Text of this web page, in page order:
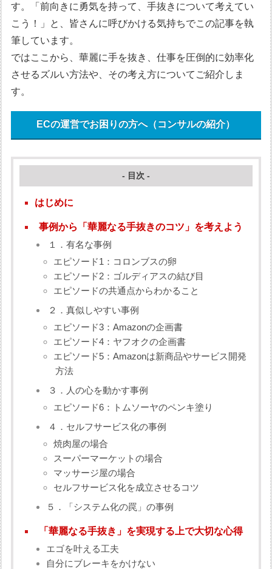
す。「前向きに勇気を持って、手抜きについて考えてい
こう！」と、皆さんに呼びかける気持ちでこの記事を執
筆しています。
ではここから、華麗に手を抜き、仕事を圧倒的に効率化
させるズルい方法や、その考え方についてご紹介しま
す。
ECの運営でお困りの方へ（コンサルの紹介）
- 目次 -
はじめに
事例から「華麗なる手抜きのコツ」を考えよう
１．有名な事例
エピソード1：コロンブスの卵
エピソード2：ゴルディアスの結び目
エピソードの共通点からわかること
２．真似しやすい事例
エピソード3：Amazonの企画書
エピソード4：ヤフオクの企画書
エピソード5：Amazonは新商品やサービス開発
方法
３．人の心を動かす事例
エピソード6：トムソーヤのペンキ塗り
４．セルフサービス化の事例
焼肉屋の場合
スーパーマーケットの場合
マッサージ屋の場合
セルフサービス化を成立させるコツ
５．「システム化の罠」の事例
「華麗なる手抜き」を実現する上で大切な心得
エゴを叶える工夫
自分にブレーキをかけない